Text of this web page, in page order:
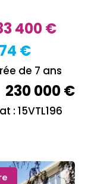
400 €
€
de 7 ans
230 000 €
: 15VTL196